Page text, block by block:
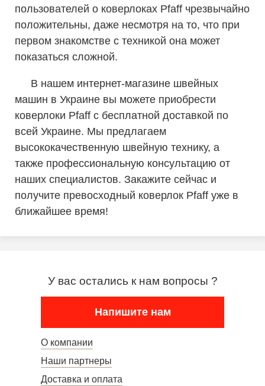
пользователей о коверлоках Pfaff чрезвычайно
положительны, даже несмотря на то, что при
первом знакомстве с техникой она может
показаться сложной.
В нашем интернет-магазине швейных
машин в Украине вы можете приобрести
коверлоки Pfaff с бесплатной доставкой по
всей Украине. Мы предлагаем
высококачественную швейную технику, а
также профессиональную консультацию от
наших специалистов. Закажите сейчас и
получите превосходный коверлок Pfaff уже в
ближайшее время!
У вас остались к нам вопросы ?
Напишите нам
О компании
Наши партнеры
Доставка и оплата